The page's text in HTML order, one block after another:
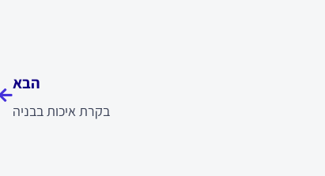
הבא
בקרת איכות בבניה